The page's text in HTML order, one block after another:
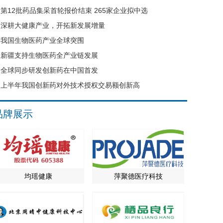
第12批药品集采首轮报价结束 265家企业拟中选
深耕大健康产业，开拓新发展增量
我国生物医药产业全球突围
新疆支持生物医药全产业链发展
全球同步研发创新药在中国首发
上半年我国创新药对外技术授权交易额创新高
牌展示
均瑶健康 萍聚德医疗科技